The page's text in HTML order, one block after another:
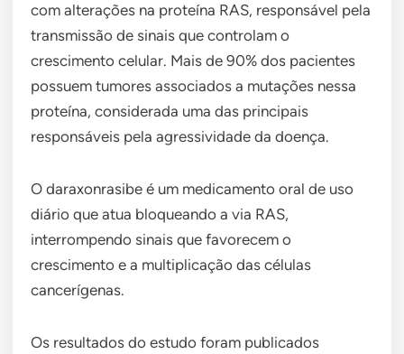
com alterações na proteína RAS, responsável pela
transmissão de sinais que controlam o
crescimento celular. Mais de 90% dos pacientes
possuem tumores associados a mutações nessa
proteína, considerada uma das principais
responsáveis pela agressividade da doença.
O daraxonrasibe é um medicamento oral de uso
diário que atua bloqueando a via RAS,
interrompendo sinais que favorecem o
crescimento e a multiplicação das células
cancerígenas.
Os resultados do estudo foram publicados